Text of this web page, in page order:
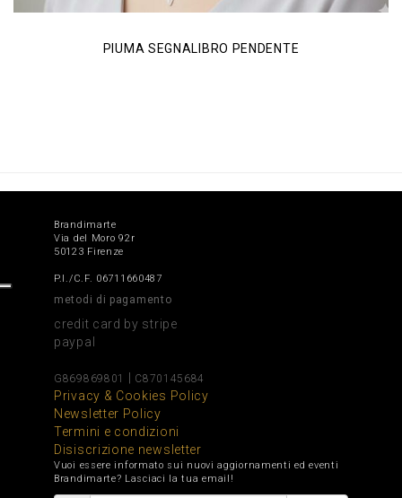
PIUMA SEGNALIBRO PENDENTE
Brandimarte
Via del Moro 92r
50123 Firenze
P.I./C.F. 06711660487
metodi di pagamento
credit card by stripe
paypal
G869869801 C870145684
Privacy & Cookies Policy
Newsletter Policy
Termini e condizioni
Disiscrizione newsletter
Vuoi essere informato sui nuovi aggiornamenti ed eventi
Brandimarte? Lasciaci la tua email!